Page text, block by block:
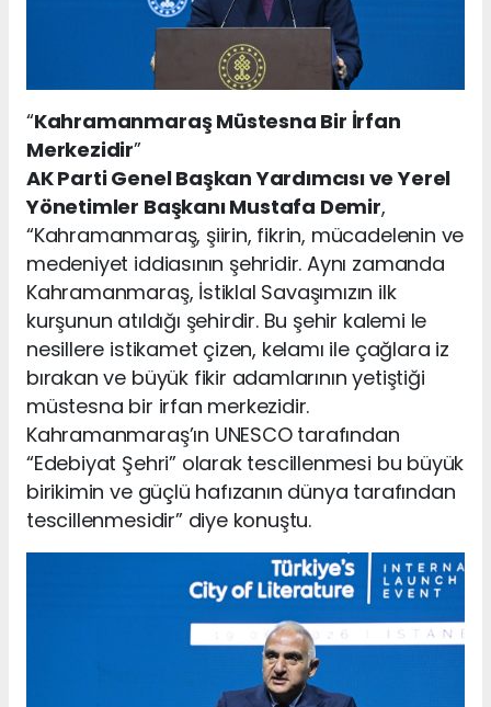
“Kahramanmaraş Müstesna Bir İrfan
Merkezidir”
AK Parti Genel Başkan Yardımcısı ve Yerel
Yönetimler Başkanı Mustafa Demir,
“Kahramanmaraş, şiirin, fikrin, mücadelenin ve
medeniyet iddiasının şehridir. Aynı zamanda
Kahramanmaraş, İstiklal Savaşımızın ilk
kurşunun atıldığı şehirdir. Bu şehir kalemi le
nesillere istikamet çizen, kelamı ile çağlara iz
bırakan ve büyük fikir adamlarının yetiştiği
müstesna bir irfan merkezidir.
Kahramanmaraş’ın UNESCO tarafından
“Edebiyat Şehri” olarak tescillenmesi bu büyük
birikimin ve güçlü hafızanın dünya tarafından
tescillenmesidir” diye konuştu.